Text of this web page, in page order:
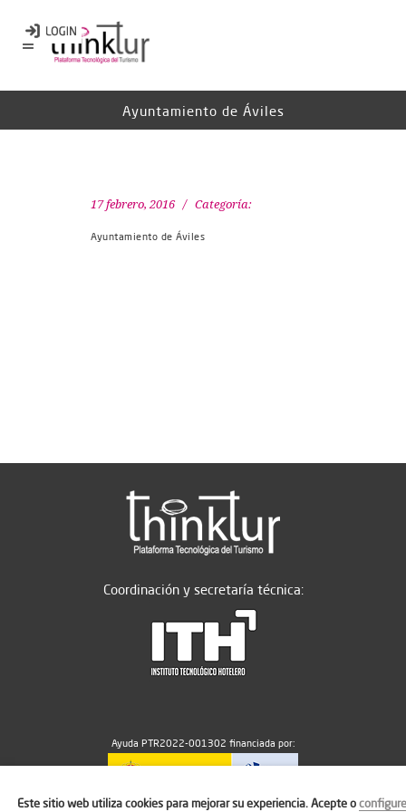
Ayuntamiento de Áviles
17 febrero, 2016 Categoría:
Ayuntamiento de Áviles
Coordinación y secretaría técnica:
Ayuda PTR2022-001302 financiada por:
Este sitio web utiliza cookies para mejorar su experiencia. Acepte oconfigure